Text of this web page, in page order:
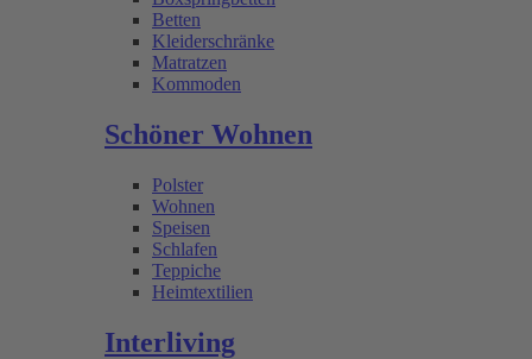
Betten
Kleiderschränke
Matratzen
Kommoden
Schöner Wohnen
Polster
Wohnen
Speisen
Schlafen
Teppiche
Heimtextilien
Interliving